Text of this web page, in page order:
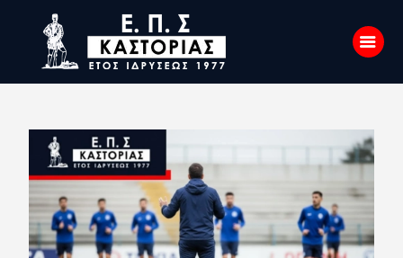
Αρχική
Σχετικά με εμάς
Επικοινωνία
Νέα